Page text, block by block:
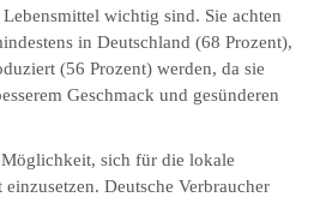
wichtig sind. Sie achten
in Deutschland (68 Prozent),
(56 Prozent) werden, da sie
Geschmack und gesünderen
sich für die lokale
Deutsche Verbraucher